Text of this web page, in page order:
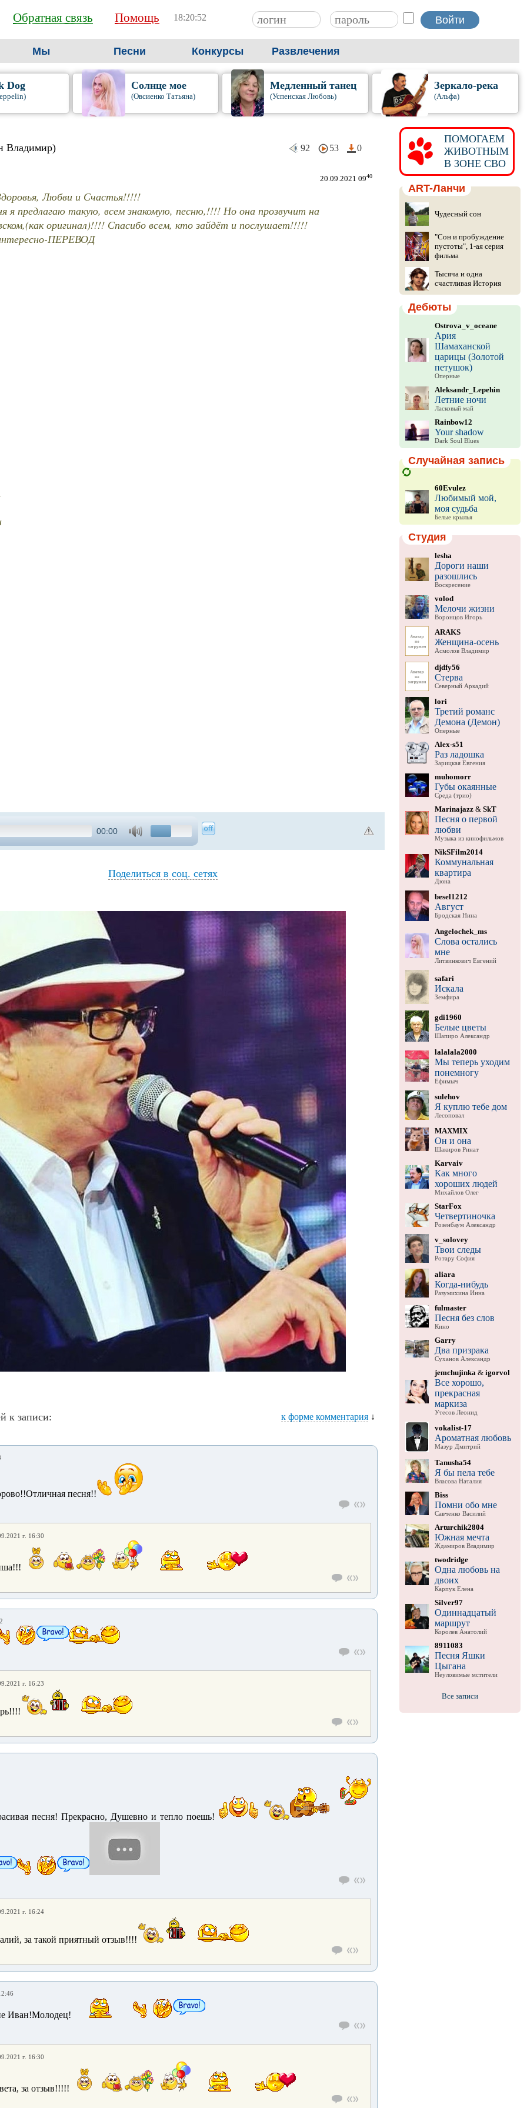
Обратная связь Помощь 18:20:54
Мы Песни Конкурсы Развлечения
Dog Солнце мое
(Овсиенко Татьяна)
Медленный танец
(Успенская Любовь)
Зеркало-река
(Альфа)
Владимир) 92 53 0
20.09.2021 0940
Любви и Счастья!!!!!
я предлагаю такую, всем знакомую, песню,!!!! Но она прозвучит на
оригинал)!!!! Спасибо всем, кто зайдёт и послушает!!!!!
ПЕРЕВОД
00:00
Поделиться в соц. сетях
к записи: к форме комментария ↓
песня!!
г. 16:30
г. 16:23
песня! Прекрасно, Душевно и тепло поешь!
г. 16:24
за такой приятный отзыв!!!!
Иван!Молодец!
г. 16:30
за отзыв!!!!!
ПОМОГАЕМ
ЖИВОТНЫМ
В ЗОНЕ СВО
ART-Ланчи
Чудесный сон
"Сон и пробуждение
пустоты", 1-ая серия
фильма
Тысяча и одна
счастливая История
Дебюты
Ostrova_v_oceane
Ария
Шамаханской
царицы (Золотой
петушок)
Оперные
Aleksandr_Lepehin
Летние ночи
Ласковый май
Rainbow12
Your shadow
Dark Soul Blues
Случайная запись
60Evulez
Любимый мой,
моя судьба
Белые крылья
Студия
lesha
Дороги наши
разошлись
Воскресение
volod
Мелочи жизни
Воронцов Игорь
ARAKS
Женщина-осень
Асмолов Владимир
djdfy56
Стерва
Северный Аркадий
lori
Третий романс
Демона (Демон)
Оперные
Alex-s51
Раз ладошка
Зарицкая Евгения
muhomorr
Губы окаянные
Среда (трио)
Marinajazz& SkT
Песня о первой
любви
Музыка из кинофильмов
NikSFilm2014
Коммунальная
квартира
Дюна
besel1212
Август
Бродская Нина
Angelochek_ms
Слова остались
мне
Литвинкович Евгений
safari
Искала
Земфира
gdi1960
Белые цветы
Шапиро Александр
lalalala2000
Мы теперь уходим
понемногу
Ефимыч
sulehov
Я куплю тебе дом
Лесоповал
MAXMIX
Он и она
Шакиров Ринат
Karvaiv
Как много
хороших людей
Михайлов Олег
StarFox
Четвертиночка
Розенбаум Александр
v_solovey
Твои следы
Ротару София
aliara
Когда-нибудь
Разумихина Инна
fulmaster
Песня без слов
Кино
Garry
Два призрака
Суханов Александр
jemchujinka & igorvol
Все хорошо,
прекрасная
маркиза
Утесов Леонид
vokalist-17
Ароматная любовь
Мазур Дмитрий
Tanusha54
Я бы пела тебе
Власова Наталия
Biss
Помни обо мне
Савченко Василий
Arturchik2804
Южная мечта
Ждамиров Владимир
twodridge
Одна любовь на
двоих
Карпук Елена
Silver97
Одиннадцатый
маршрут
Королев Анатолий
8911083
Песня Яшки
Цыгана
Неуловимые мстители
Все записи